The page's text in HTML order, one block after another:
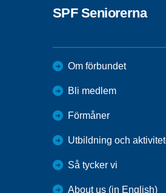
SPF Seniorerna
Om förbundet
Bli medlem
Förmåner
Utbildning och
Så tycker vi
About us (in English)